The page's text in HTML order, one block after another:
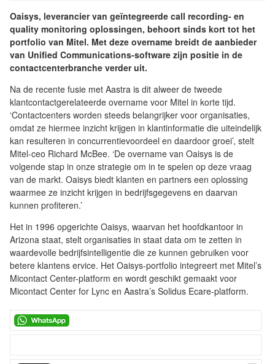
Oaisys, leverancier van geïntegreerde call recording- en
quality monitoring oplossingen, behoort sinds kort tot het
portfolio van Mitel. Met deze overname breidt de aanbieder
van Unified Communications-software zijn positie in de
contactcenterbranche verder uit.
Na de recente fusie met Aastra is dit alweer de tweede
klantcontactgerelateerde overname voor Mitel in korte tijd.
‘Contactcenters worden steeds belangrijker voor organisaties,
omdat ze hiermee inzicht krijgen in klantinformatie die uiteindelijk
kan resulteren in concurrentievoordeel en daardoor groei’, stelt
Mitel-ceo Richard McBee. ‘De overname van Oaisys is de
volgende stap in onze strategie om in te spelen op deze vraag
van de markt. Oaisys biedt klanten en partners een oplossing
waarmee ze inzicht krijgen in bedrijfsgegevens en daarvan
kunnen profiteren.’
Het in 1996 opgerichte Oaisys, waarvan het hoofdkantoor in
Arizona staat, stelt organisaties in staat data om te zetten in
waardevolle bedrijfsintelligentie die ze kunnen gebruiken voor
betere klantens ervice. Het Oaisys-portfolio integreert met Mitel’s
Micontact Center-platform en wordt geschikt gemaakt voor
Micontact Center for Lync en Aastra’s Solidus Ecare-platform.